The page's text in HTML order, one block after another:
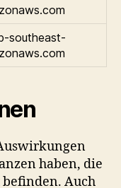
southeast-
haben, die
befinden. Auch